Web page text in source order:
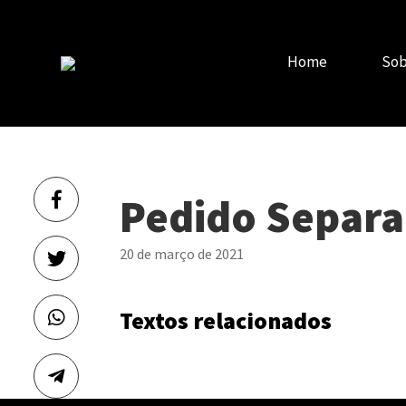
Home
Pedido
20 de março de 2021
Textos relacionados